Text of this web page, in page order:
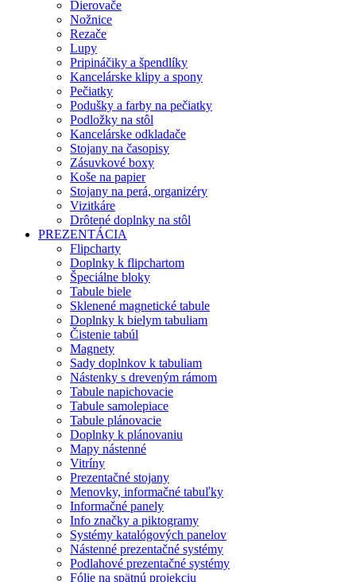
Dierovače
Nožnice
Rezače
Lupy
Pripináčiky a špendlíky
Kancelárske klipy a spony
Pečiatky
Podušky a farby na pečiatky
Podložky na stôl
Kancelárske odkladače
Stojany na časopisy
Zásuvkové boxy
Koše na papier
Stojany na perá, organizéry
Vizitkáre
Drôtené doplnky na stôl
PREZENTÁCIA
Flipcharty
Doplnky k flipchartom
Špeciálne bloky
Tabule biele
Sklenené magnetické tabule
Doplnky k bielym tabuliam
Čistenie tabúl
Magnety
Sady doplnkov k tabuliam
Nástenky s dreveným rámom
Tabule napichovacie
Tabule samolepiace
Tabule plánovacie
Doplnky k plánovaniu
Mapy nástenné
Vitríny
Prezentačné stojany
Menovky, informačné tabuľky
Informačné panely
Info značky a piktogramy
Systémy katalógových panelov
Nástenné prezentačné systémy
Podlahové prezentačné systémy
Fólie na spätnú projekciu